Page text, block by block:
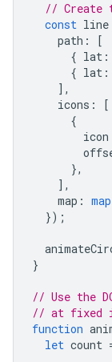
// Create
const line
path :
[
{ lat :
{ lat :
],
icons :
[
{
icon
},
],
map : map
});
}
// Use the
// at fixed
function
let count